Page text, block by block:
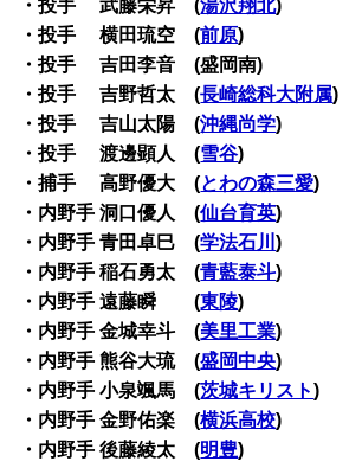
・投手 武藤栄昇 (湯沢翔北)
・投手 横田琉空 (前原)
・投手 吉田李音 (盛岡南)
・投手 吉野哲太 (長崎総科大附属)
・投手 吉山太陽 (沖縄尚学)
・投手 渡邊顕人 (雪谷)
・捕手 高野優大 (とわの森三愛)
・内野手 洞口優人 (仙台育英)
・内野手 青田卓巳 (学法石川)
・内野手 稲石勇太 (青藍泰斗)
・内野手 遠藤瞬 (東陵)
・内野手 金城幸斗 (美里工業)
・内野手 熊谷大琉 (盛岡中央)
・内野手 小泉颯馬 (茨城キリスト)
・内野手 金野佑楽 (横浜高校)
・内野手 後藤綾太 (明豊)